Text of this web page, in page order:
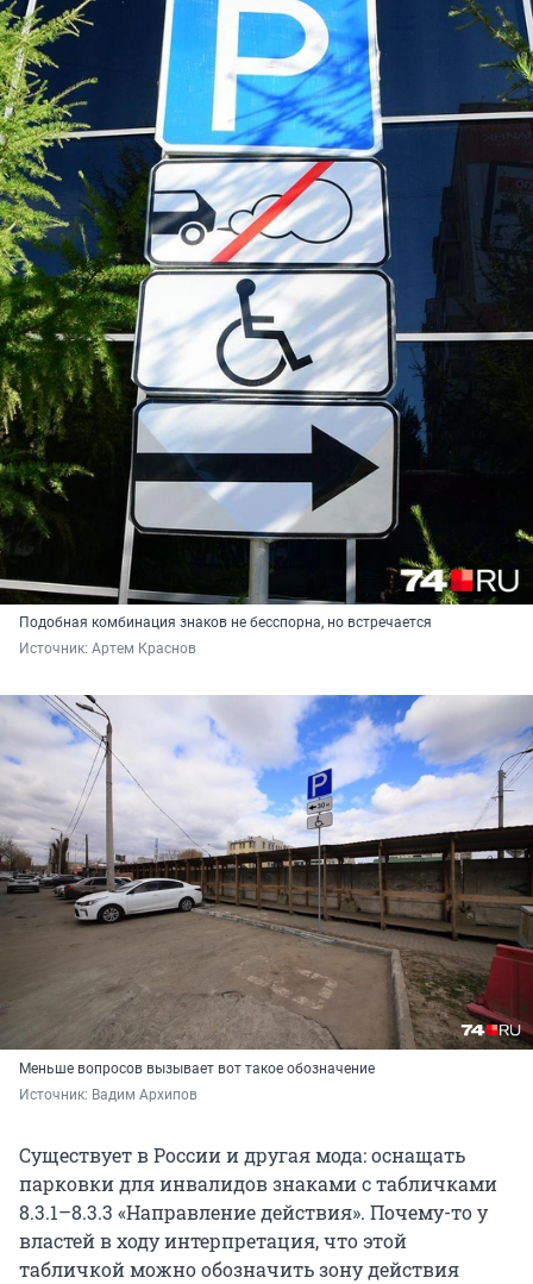
Подобная комбинация знаков не бесспорна, но встречается
Источник: Артем Краснов
Меньше вопросов вызывает вот такое обозначение
Источник: Вадим Архипов
Существует в России и другая мода: оснащать
парковки для инвалидов знаками с табличками
8.3.1–8.3.3 «Направление действия». Почему-то у
властей в ходу интерпретация, что этой
табличкой можно обозначить зону действия